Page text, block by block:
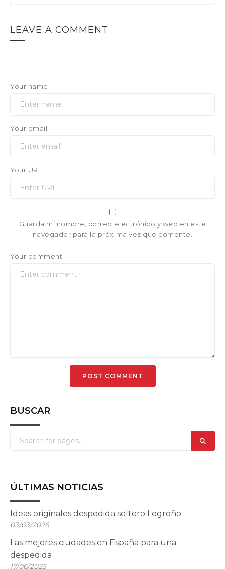
LEAVE A COMMENT
Your name
Your email
Your URL
Guarda mi nombre, correo electrónico y web en este
navegador para la próxima vez que comente.
Your comment
BUSCAR
ÚLTIMAS NOTICIAS
Ideas originales despedida soltero Logroño
03/03/2026
Las mejores ciudades en España para una
despedida
17/06/2025